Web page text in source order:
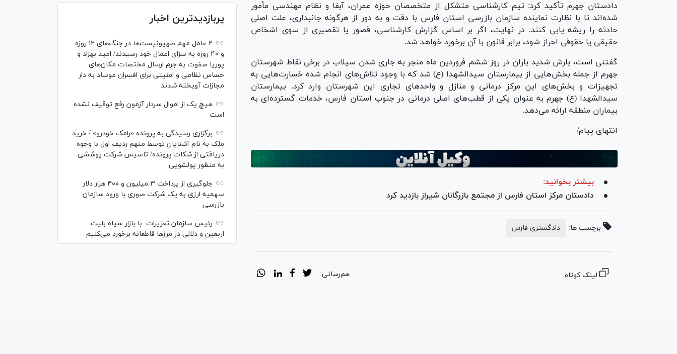
دادستان جهرم تأکید کرد: تیم کارشناسی متشکل از متخصصان حوزه عمران، آبفا و نظام مهندسی مأمور
شده‌اند تا با نظارت نماینده سازمان بازرسی استان فارس با دقت و به دور از هرگونه جانبداری، علت اصلی
حادثه را ریشه یابی کنند. در نهایت، اگر بر اساس گزارش کارشناسی، قصور یا تقصیری از سوی اشخاص
حقیقی یا حقوقی احراز شود، برابر قانون با آن برخورد خواهد شد.
گفتنی است، بارش شدید باران در روز ششم فروردین ماه منجر به جاری شدن سیلاب در برخی نقاط شهرستان
جهرم از جمله بخش‌هایی از بیمارستان سیدالشهدا (ع) شد که با وجود تلاش‌های انجام شده خسارت‌هایی به
تجهیزات و بخش‌های این مرکز درمانی و منازل و واحد‌های تجاری این شهرستان وارد کرد. بیمارستان
سیدالشهدا (ع) جهرم به عنوان یکی از قطب‌های اصلی درمانی در جنوب استان فارس، خدمات گسترده‌ای به
بیماران منطقه ارائه می‌دهد.
انتهای پیام/
بیشتر بخوانید:
دادستان مرکز استان فارس از مجتمع بازرگانان شیراز بازدید کرد
برچسب ها: دادگستری فارس
لینک کوتاه هم‌رسانی:
پربازدیدترین اخبار
۲ عامل مهم صهیونیست‌ها در جنگ‌های ۱۲ روزه
و ۴۰ روزه به سزای اعمال خود رسیدند/ امید بهزاد و
پوریا صفوت به جرم ارسال مختصات مکان‌های
حساس نظامی و امنیتی برای افسران موساد به دار
مجازات آویخته شدند
هیچ یک از اموال سردار آزمون رفع توقیف نشده
است
برگزاری رسیدگی به پرونده «رامک خودرو» / خرید
ملک به نام آشنایان توسط متهم ردیف اول با وجوه
دریافتی از شکات پرونده/ تاسیس شرکت پوششی
به منظور پولشویی
جلوگیری از پرداخت ۳ میلیون و ۴۰۰ هزار دلار
سهمیه ارزی به یک شرکت صوری با ورود سازمان
بازرسی
رئیس سازمان تعزیرات: با بازار سیاه بلیت
اربعین و دلالی در مرز‌ها قاطعانه برخورد می‌کنیم